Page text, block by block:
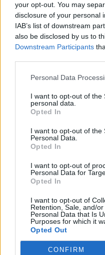
your opt-out. You may
disclosure of your personal
IAB’s list of downstream
also be disclosed by us to
Downstream Participants
Personal Data
I want to opt-out of the
personal data.
Opted In
I want to opt-out of the
Personal Data.
Opted In
I want to opt-out of
Personal Data for
Opted In
I want to opt-out of
Retention, Sale, and/
Personal Data that Is
Purposes for which it
Opted Out
CONFIRM
Volkswagen split
Senaste inlägget av
Golf Mk2 16v
Vw 1956 oval
Volvo 245 ?Turbo?
Senaste inlägget av
Renovering av en
VTi
Nyaste
Senaste inlägget av
hybridbilar
Ni som kör HEV
Senaste inlägget av